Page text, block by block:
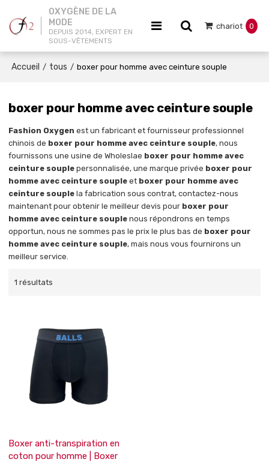
OXYGÈNE DE LA
MODE
DEPUIS 2014, EXPERT EN
SOUS-VÊTEMENTS
chariot 0
Accueil / tous / boxer pour homme avec ceinture souple
boxer pour homme avec ceinture souple
Fashion Oxygen est un fabricant et fournisseur professionnel
chinois de boxer pour homme avec ceinture souple, nous
fournissons une usine de Wholeslae boxer pour homme avec
ceinture souple personnalisée, une marque privée boxer pour
homme avec ceinture souple et boxer pour homme avec
ceinture souple la fabrication sous contrat, contactez-nous
maintenant pour obtenir le meilleur devis pour boxer pour
homme avec ceinture souple nous répondrons en temps
opportun, nous ne sommes pas le prix le plus bas de boxer pour
homme avec ceinture souple, mais nous vous fournirons un
meilleur service.
1 résultats
Boxer anti-transpiration en
coton pour homme | Boxer